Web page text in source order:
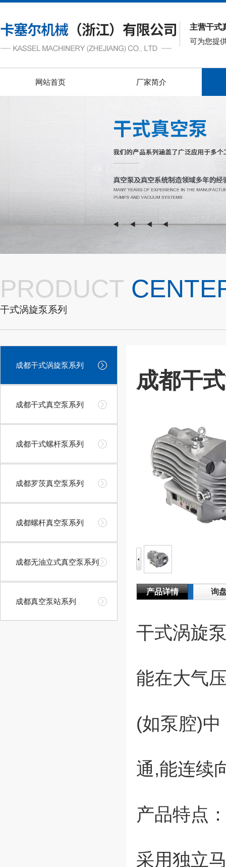
主营干式
可为您提
网站首页 厂家简介
PRODUCT
干式涡旋泵系列
成都干式涡旋泵系列
成都干式真空泵系列
成都干式螺杆泵系列
成都罗茨真空泵系列
成都螺杆真空泵系列
成都无油立式真空泵系列
成都真空泵站系列
成都干
产品详情 询
干式涡旋
能在大气
(如泵腔)
通,能连续
产品特点
采用独立